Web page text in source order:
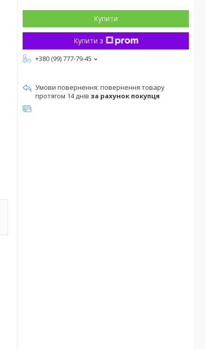
Купити
Купити з
+380 (99) 777-79-45
повернення товару
протягом 14 днів за рахунок покупця